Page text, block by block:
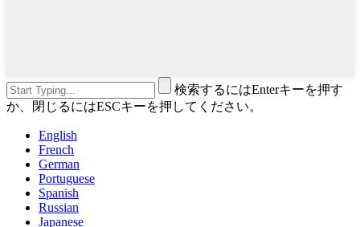
検索するにはEnterキーを押す
か、閉じるにはESCキーを押してください。
English
French
German
Portuguese
Spanish
Russian
Japanese